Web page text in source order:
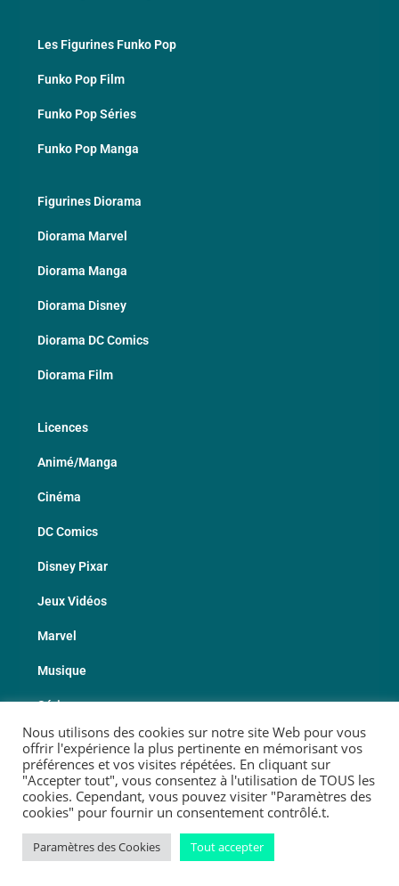
Les Figurines Funko Pop
Funko Pop Film
Funko Pop Séries
Funko Pop Manga
Figurines Diorama
Diorama Marvel
Diorama Manga
Diorama Disney
Diorama DC Comics
Diorama Film
Licences
Animé/Manga
Cinéma
DC Comics
Disney Pixar
Jeux Vidéos
Marvel
Musique
Série
Sport
Les Fabricants
© 2026 Copyright Geekotheque
Nous utilisons des cookies sur notre site Web pour vous
offrir l'expérience la plus pertinente en mémorisant vos
préférences et vos visites répétées. En cliquant sur
"Accepter tout", vous consentez à l'utilisation de TOUS les
cookies. Cependant, vous pouvez visiter "Paramètres des
cookies" pour fournir un consentement contrôlé.t.
Paramètres des Cookies Tout accepter